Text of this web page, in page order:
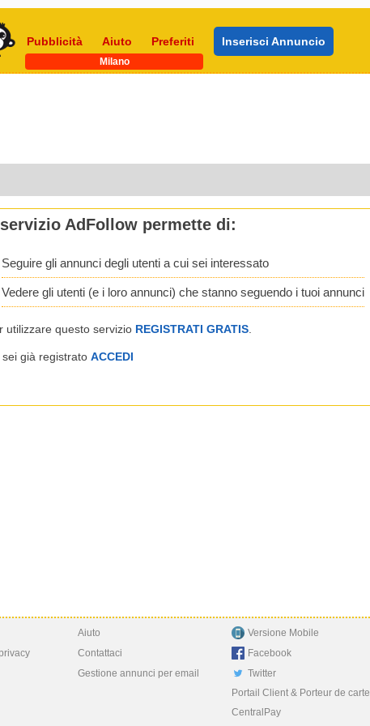
Pubblicità Aiuto Preferiti Inserisci Annuncio
Milano
AdFollow permette di:
Seguire gli annunci degli utenti a cui sei interessato
Vedere gli utenti (e i loro annunci) che stanno seguendo i tuoi annunci
utilizzare questo servizio REGISTRATI GRATIS
sei già registrato ACCEDI
Aiuto
Contattaci
Gestione annunci per email
Versione Mobile
Facebook
Twitter
Portail Client & Porteur de carte
CentralPay